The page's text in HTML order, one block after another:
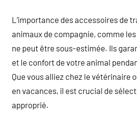
L’importance des accessoires de
animaux de compagnie, comme
ne peut être sous-estimée. Ils
et le confort de votre animal
Que vous alliez chez le vétérinaire
en vacances, il est crucial de
approprié.